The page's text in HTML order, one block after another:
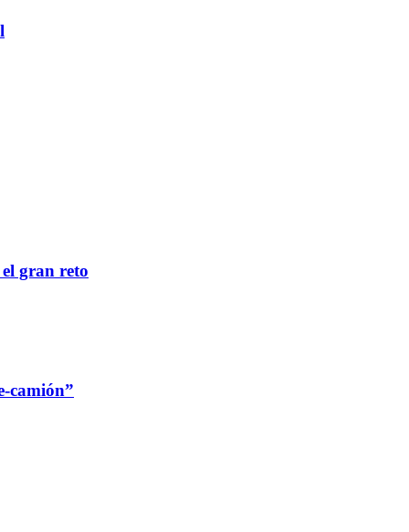
gran reto
camión”